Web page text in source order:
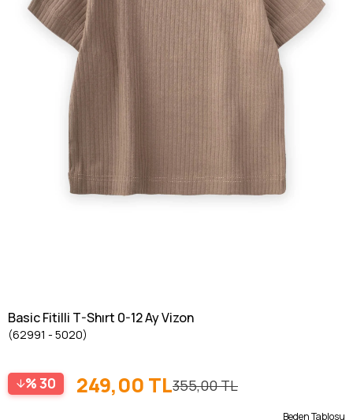
Basic Fitilli T-Shırt 0-12 Ay Vizon
(62991 - 5020)
30 355,00 TL
249,00 TL
Beden Tablosu